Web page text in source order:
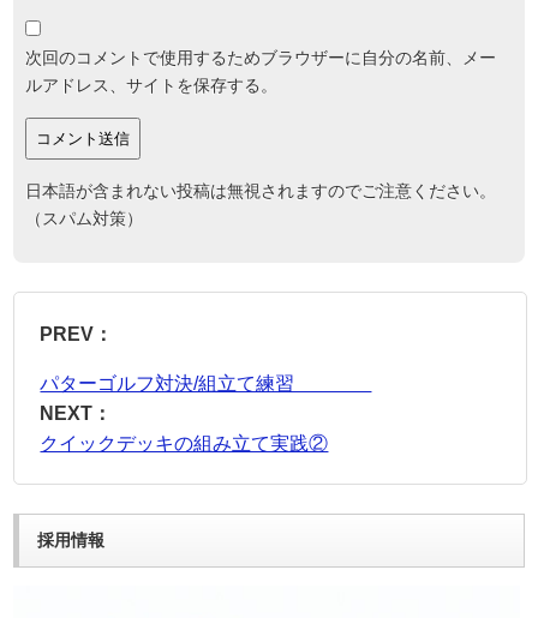
次回のコメントで使用するためブラウザーに自分の名前、メー
ルアドレス、サイトを保存する。
日本語が含まれない投稿は無視されますのでご注意ください。
（スパム対策）
PREV：
パターゴルフ対決/組立て練習
NEXT：
クイックデッキの組み立て実践②
採用情報